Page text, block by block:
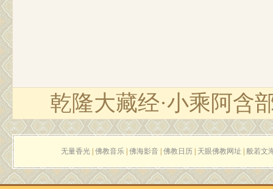
乾隆大藏经·小乘阿含
无量香光 佛教音乐 佛海影音 佛教日历 天眼佛教网址 般若文